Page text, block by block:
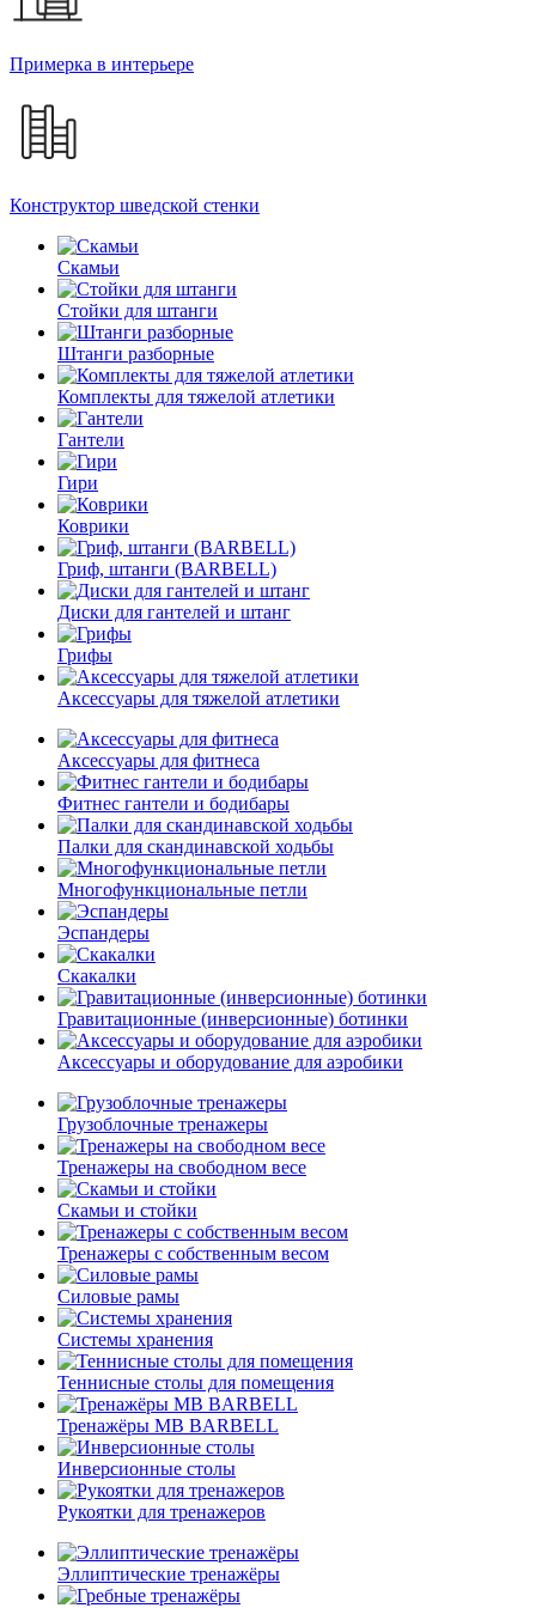
Примерка в интерьере
Конструктор шведской стенки
Скамьи
Стойки для штанги
Штанги разборные
Комплекты для тяжелой атлетики
Гантели
Гири
Коврики
Гриф, штанги (BARBELL)
Диски для гантелей и штанг
Грифы
Аксессуары для тяжелой атлетики
Аксессуары для фитнеса
Фитнес гантели и бодибары
Палки для скандинавской ходьбы
Многофункциональные петли
Эспандеры
Скакалки
Гравитационные (инверсионные) ботинки
Аксессуары и оборудование для аэробики
Грузоблочные тренажеры
Тренажеры на свободном весе
Скамьи и стойки
Тренажеры с собственным весом
Силовые рамы
Системы хранения
Теннисные столы для помещения
Тренажёры MB BARBELL
Инверсионные столы
Рукоятки для тренажеров
Эллиптические тренажёры